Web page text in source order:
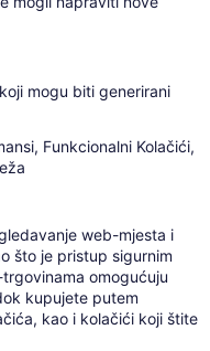
mogu biti generirani
Funkcionalni Kolačići,
web-mjesta i
što je pristup sigurnim
omogućuju
kupujete putem
kao i kolačići koji štite